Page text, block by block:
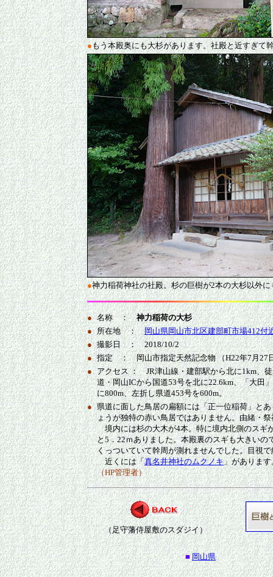
● もう本殿奥にも大杉があります。社殿と近すぎて
●神力稲荷神社の社殿。杉の巨樹が2本の大杉以外に
● 名称 ：神力稲荷の大杉
● 所在地 ：岡山県岡山市北区建部町市場412付
● 撮影日 ： 2018/10/2
● 指定 ： 岡山市指定天然記念物 （H22年7月27
● アクセス ： JR津山線・建部駅から北に1km、
道・岡山ICから国道53号を北に22.6km、「大田
に800m、左折し県道453号を600m。
● 県道に面した鳥居の扁額には「正一位稲荷」と
ょうが独特の赤い鳥居ではありません。由緒・
境内には杉の大木が4本。特に境内北側のスギ
と5．22ｍありました。本殿裏のスギも大きいの
くっついていて幹周が測れませんでした。目視
近くには「真名井神社のムクノキ」があります
（HP管理者）
（足守藩侍屋敷のスダジイ）
■ 岡山県